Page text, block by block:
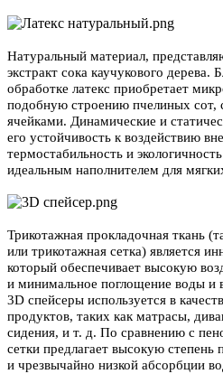
Натуральный материал,
экстракт сока каучукового дерева.
обработке латекс приобретает
подобную строению пчелиных сот,
ячейками. Динамические и
его устойчивость к воздействию
термостабильность и
идеальным наполнителем для
Трикотажная прокладочная ткань
или трикотажная сетка) является
который обеспечивает высокую
и минимальное поглощение воды и
3D спейсеры используется в
продуктов, таких как матрасы,
сидения, и т. д. По сравнению с
сетки предлагает высокую степень
и чрезвычайно низкой абсорбции